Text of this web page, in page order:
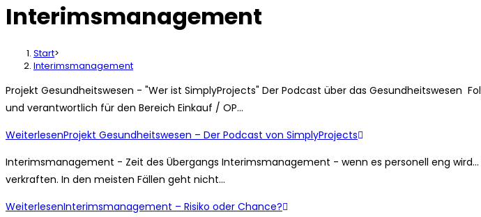
Interimsmanagement
Start>
Interimsmanagement
Projekt Gesundheitswesen - "Wer ist SimplyProjects" Der Podcast über das Gesundheitswesen
und verantwortlich für den Bereich Einkauf / OP…
WeiterlesenProjekt Gesundheitswesen – Der Podcast von SimplyProjects
Interimsmanagement - Zeit des Übergangs Interimsmanagement - wenn es personell eng
verkraften. In den meisten Fällen geht nicht…
WeiterlesenInterimsmanagement – Risiko oder Chance?